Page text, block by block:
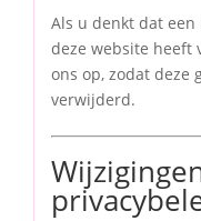
Als u denkt dat
deze website heeft
ons op, zodat deze
verwijderd.